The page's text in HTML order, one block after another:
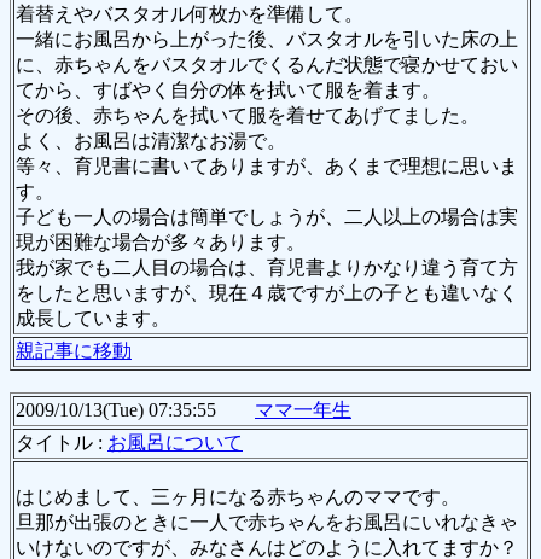
着替えやバスタオル何枚かを準備して。
一緒にお風呂から上がった後、バスタオルを引いた床の上
に、赤ちゃんをバスタオルでくるんだ状態で寝かせておい
てから、すばやく自分の体を拭いて服を着ます。
その後、赤ちゃんを拭いて服を着せてあげてました。
よく、お風呂は清潔なお湯で。
等々、育児書に書いてありますが、あくまで理想に思いま
す。
子ども一人の場合は簡単でしょうが、二人以上の場合は実
現が困難な場合が多々あります。
我が家でも二人目の場合は、育児書よりかなり違う育て方
をしたと思いますが、現在４歳ですが上の子とも違いなく
成長しています。
親記事に移動
2009/10/13(Tue) 07:35:55 ママ一年生
タイトル : お風呂について
はじめまして、三ヶ月になる赤ちゃんのママです。
旦那が出張のときに一人で赤ちゃんをお風呂にいれなきゃ
いけないのですが、みなさんはどのように入れてますか？